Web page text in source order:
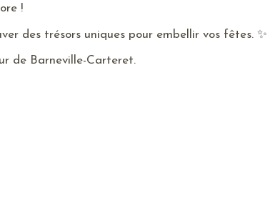
!
des trésors uniques pour embellir vos fêtes. ✨
de Barneville-Carteret.